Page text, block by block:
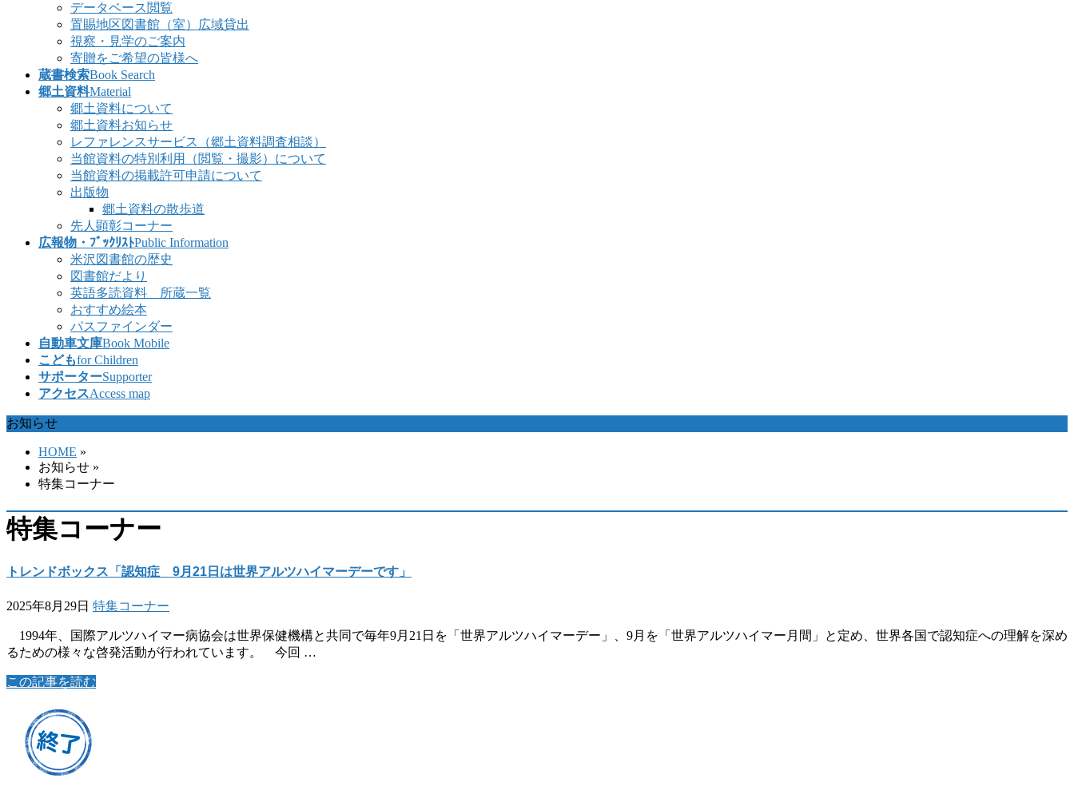
データベース閲覧
置賜地区図書館（室）広域貸出
視察・見学のご案内
寄贈をご希望の皆様へ
蔵書検索Book Search
郷土資料Material
郷土資料について
郷土資料お知らせ
レファレンスサービス（郷土資料調査相談）
当館資料の特別利用（閲覧・撮影）について
当館資料の掲載許可申請について
出版物
郷土資料の散歩道
先人顕彰コーナー
広報物・ﾌﾞｯｸﾘｽﾄPublic Information
米沢図書館の歴史
図書館だより
英語多読資料 所蔵一覧
おすすめ絵本
パスファインダー
自動車文庫Book Mobile
こどもfor Children
サポーターSupporter
アクセスAccess map
お知らせ
HOME »
お知らせ »
特集コーナー
特集コーナー
トレンドボックス「認知症 9月21日は世界アルツハイマーデーです」
2025年8月29日 特集コーナー
1994年、国際アルツハイマー病協会は世界保健機構と共同で毎年9月21日を「世界アルツハイマーデー」、9月を「世界アルツハイマー月間」と定め、世界各国で認知症への理解を深め
るための様々な啓発活動が行われています。 今回 …
この記事を読む